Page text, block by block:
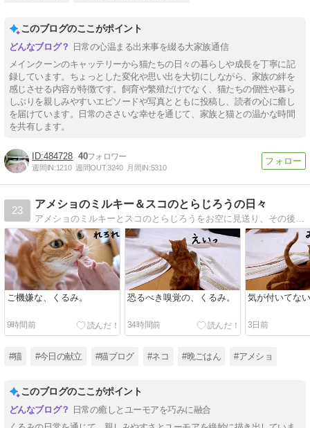
このブログのここがポイント
日常の心温まる出来事を綴る大家族通信
メインクーンのキャッテリーから猫たちの日々の暮らしや成長を丁寧に記
録しています。ちょっとした変化や思い出を大切にしながら、家族の絆を
感じさせる内容が特徴です。飼育や繁殖だけでなく、猫たちの個性や暮ら
しぶりを親しみやすいエピソードや写真とともに投稿し、読者の心に癒し
を届けています。日常のささいな幸せを通じて、家族と猫との温かな時間
を共有します。
484728 40
週間IN:1210 週間OUT:3240 月間IN:5310
23
アメショのミルキー＆スコのとらじろうの日々
アメショのミルキーとスコのとらじろうをお空に見送り、その後アメショ（レッド）のくるみを家族に迎えました。突撃！ウチの晩ごはんも。
ご機嫌な、くるみ。
9時間前
恐るべき嗅覚の、くるみ。
34時間前
気が付いてな
3日前
#猫 #今日の献立 #猫ブログ #ネコ #晩ごはん #アメショ
このブログのここがポイント
日常の癒しとユーモアを巧みに融合